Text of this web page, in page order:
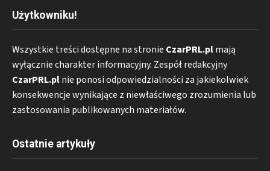
Użytkowniku!
Wszystkie treści dostępne na stronie CzarPRL.plmają
wyłącznie charakter informacyjny. Zespół redakcyjny
CzarPRL.plnie ponosi odpowiedzialności za jakiekolwiek
konsekwencje wynikające z niewłaściwego zrozumienia lub
zastosowania publikowanych materiałów.
Ostatnie artykuły